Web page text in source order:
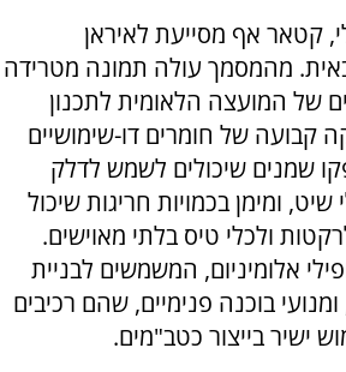
קטאר אף מסייעת לאיראן
מהמסמך עולה תמונה מטרידה
של המועצה הלאומית לתכנון
של חומרים דו-שימושיים
שמנים שיכולים לשמש לדלק
ומימן בכמויות חריגות שיכול
ולכלי טיס בלתי מאוישים.
אלומיניום, המשמשים לבניית
בוכנה פנימיים, שהם רכיבים
ישיר בייצור כטב"מים.